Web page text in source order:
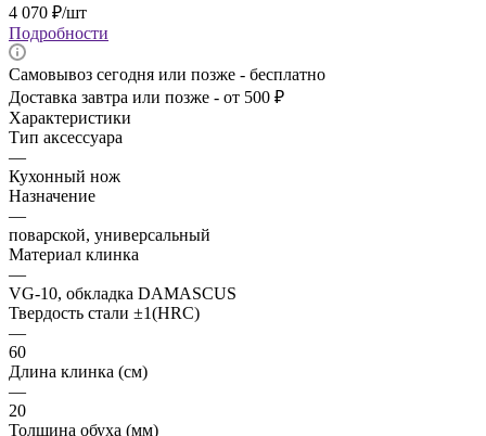
4 070 ₽/шт
Подробности
Самовывоз сегодня или позже - бесплатно
Доставка завтра или позже - от 500 ₽
Характеристики
Тип аксессуара
—
Кухонный нож
Назначение
—
поварской, универсальный
Материал клинка
—
VG-10, обкладка DAMASCUS
Твердость стали ±1(HRC)
—
60
Длина клинка (см)
—
20
Толщина обуха (мм)